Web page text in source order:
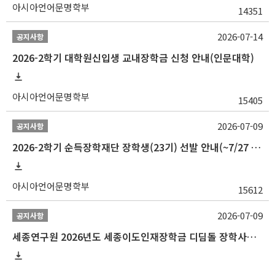
아시아언어문명학부 14351
공지사항
2026-2학기 대학원신입생 교내장학금 신청 안내(인문대학)
아시아언어문명학부 15405
2026-07-14
공지사항
2026-2학기 순득장학재단 장학생(23기) 선발 안내(~7/27 10:00)
아시아언어문명학부 15612
2026-07-09
공지사항
세종연구원 2026년도 세종이도인재장학금 디딤돌 장학사업 학자금대출 관련분야(원금상환, 이자지원) 신청 사업 안내
2026-07-09